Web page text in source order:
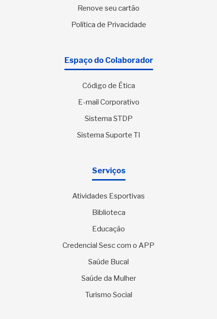
Renove seu cartão
Política de Privacidade
Espaço do Colaborador
Código de Ética
E-mail Corporativo
Sistema STDP
Sistema Suporte TI
Serviços
Atividades Esportivas
Biblioteca
Educação
Credencial Sesc com o APP
Saúde Bucal
Saúde da Mulher
Turismo Social